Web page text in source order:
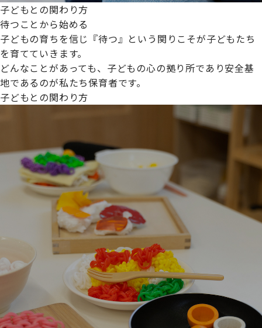
子どもとの関わり方
待つことから始める
子どもの育ちを信じ『待つ』という関りこそが子どもたち
を育てていきます。
どんなことがあっても、子どもの心の拠り所であり安全基
地であるのが私たち保育者です。
子どもとの関わり方